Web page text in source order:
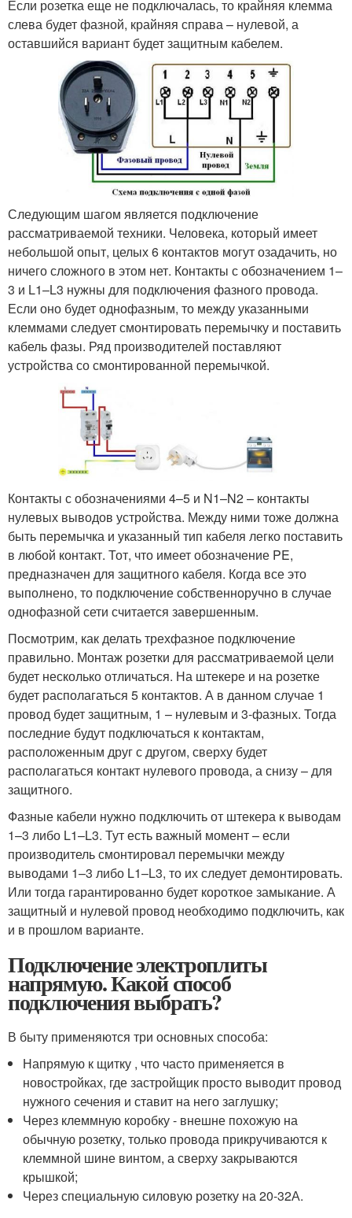
Если розетка еще не подключалась, то крайняя клемма
слева будет фазной, крайняя справа – нулевой, а
оставшийся вариант будет защитным кабелем.
Следующим шагом является подключение
рассматриваемой техники. Человека, который имеет
небольшой опыт, целых 6 контактов могут озадачить, но
ничего сложного в этом нет. Контакты с обозначением 1–
3 и L1–L3 нужны для подключения фазного провода.
Если оно будет однофазным, то между указанными
клеммами следует смонтировать перемычку и поставить
кабель фазы. Ряд производителей поставляют
устройства со смонтированной перемычкой.
Контакты с обозначениями 4–5 и N1–N2 – контакты
нулевых выводов устройства. Между ними тоже должна
быть перемычка и указанный тип кабеля легко поставить
в любой контакт. Тот, что имеет обозначение PE,
предназначен для защитного кабеля. Когда все это
выполнено, то подключение собственноручно в случае
однофазной сети считается завершенным.
Посмотрим, как делать трехфазное подключение
правильно. Монтаж розетки для рассматриваемой цели
будет несколько отличаться. На штекере и на розетке
будет располагаться 5 контактов. А в данном случае 1
провод будет защитным, 1 – нулевым и 3-фазных. Тогда
последние будут подключаться к контактам,
расположенным друг с другом, сверху будет
располагаться контакт нулевого провода, а снизу – для
защитного.
Фазные кабели нужно подключить от штекера к выводам
1–3 либо L1–L3. Тут есть важный момент – если
производитель смонтировал перемычки между
выводами 1–3 либо L1–L3, то их следует демонтировать.
Или тогда гарантированно будет короткое замыкание. А
защитный и нулевой провод необходимо подключить, как
и в прошлом варианте.
Подключение электроплиты
напрямую. Какой способ
подключения выбрать?
В быту применяются три основных способа:
Напрямую к щитку , что часто применяется в
новостройках, где застройщик просто выводит провод
нужного сечения и ставит на него заглушку;
Через клеммную коробку - внешне похожую на
обычную розетку, только провода прикручиваются к
клеммной шине винтом, а сверху закрываются
крышкой;
Через специальную силовую розетку на 20-32А.